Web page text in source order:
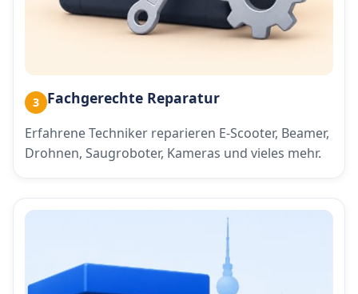
3 Fachgerechte Reparatur
Erfahrene Techniker reparieren E-Scooter, Beamer,
Drohnen, Saugroboter, Kameras und vieles mehr.